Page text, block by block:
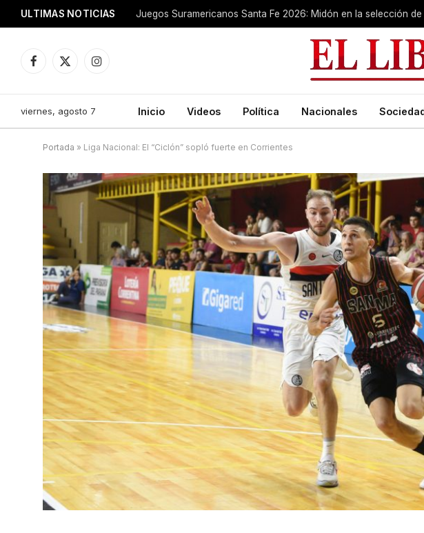
ULTIMAS NOTICIAS Juegos Suramericanos Santa Fe 2026: Midón en la selección de
Facebook
X
Instagram
viernes, agosto 7 Inicio Videos Política Nacionales
Portada » Liga Nacional: El “Ciclón” sopló fuerte en Corrientes